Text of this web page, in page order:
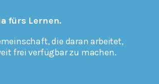
fürs Lernen.
die daran arbeitet,
frei verfügbar zu machen.